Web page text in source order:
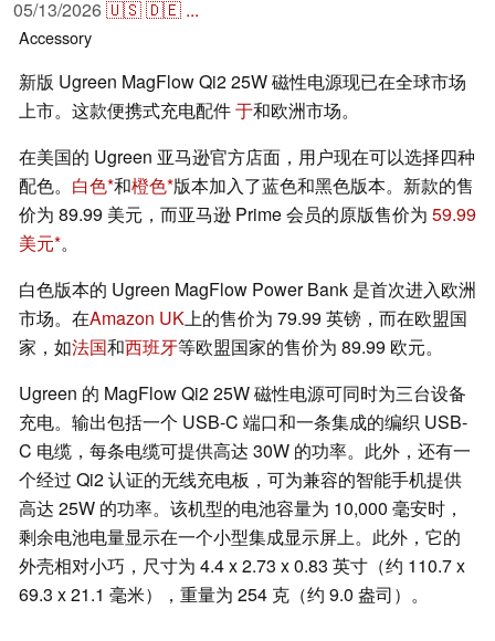
05/13/2026🇺🇸🇩🇪 ...
Accessory
新版 Ugreen MagFlow Qi2 25W 磁性电源现已在全球市场
上市。这款便携式充电配件于和欧洲市场。
在美国的 Ugreen 亚马逊官方店面，用户现在可以选择四种
配色。 白色 和橙色 版本加入了蓝色和黑色版本。新款的售
价为 89.99 美元，而亚马逊 Prime 会员的原版售价为 59.99
美元 。
白色版本的 Ugreen MagFlow Power Bank 是首次进入欧洲
市场。在Amazon UK上的售价为 79.99 英镑，而在欧盟国
家，如法国和西班牙等欧盟国家的售价为 89.99 欧元。
Ugreen 的 MagFlow Qi2 25W 磁性电源可同时为三台设备
充电。输出包括一个 USB-C 端口和一条集成的编织 USB-
C 电缆，每条电缆可提供高达 30W 的功率。此外，还有一
个经过 Qi2 认证的无线充电板，可为兼容的智能手机提供
高达 25W 的功率。该机型的电池容量为 10,000 毫安时，
剩余电池电量显示在一个小型集成显示屏上。此外，它的
外壳相对小巧，尺寸为 4.4 x 2.73 x 0.83 英寸（约 110.7 x
69.3 x 21.1 毫米），重量为 254 克（约 9.0 盎司）。